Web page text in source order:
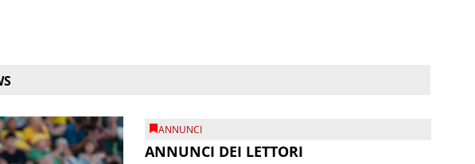
ANNUNCI
ANNUNCI DEI LETTORI